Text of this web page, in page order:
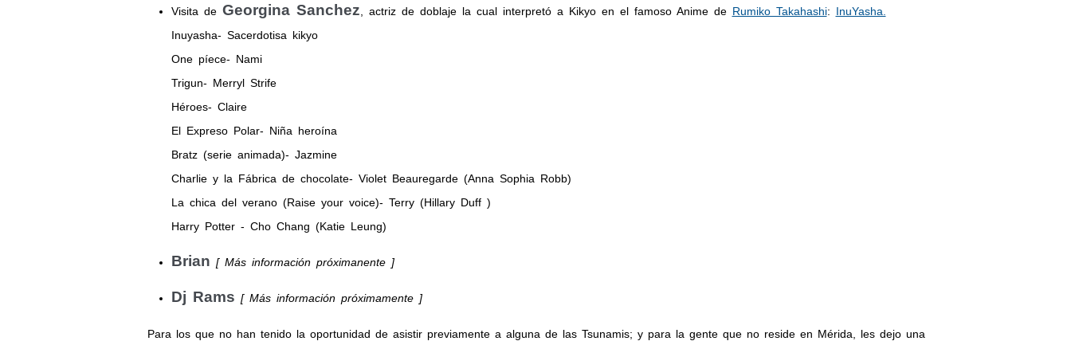
Visita de Georgina Sanchez , actriz de doblaje la cual interpretó a Kikyo en el famoso Anime de Rumiko Takahashi: InuYasha.
Inuyasha- Sacerdotisa kikyo
One píece- Nami
Trigun- Merryl Strife
Héroes- Claire
El Expreso Polar- Niña heroína
Bratz (serie animada)- Jazmine
Charlie y la Fábrica de chocolate- Violet Beauregarde (Anna Sophia Robb)
La chica del verano (Raise your voice)- Terry (Hillary Duff )
Harry Potter - Cho Chang (Katie Leung)
Brian [ Más información próximanente ]
Dj Rams [ Más información próximamente ]
Para los que no han tenido la oportunidad de asistir previamente a alguna de las Tsunamis; y para la gente que no reside en Mérida, les dejo una